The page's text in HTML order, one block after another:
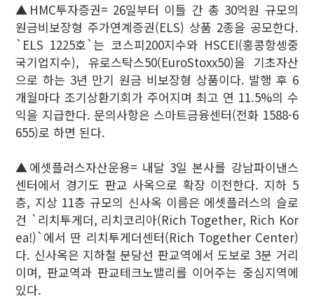
▲HMC투자증권= 26일부터 이틀 간 총 30억원 규모의
원금비보장형 주가연계증권(ELS) 상품 2종을 공모한다.
`ELS 1225호`는 코스피200지수와 HSCEI(홍콩항셍중
국기업지수), 유로스탁스50(EuroStoxx50)을 기초자산
으로 하는 3년 만기 원금 비보장형 상품이다. 발행 후 6
개월마다 조기상환기회가 주어지며 최고 연 11.5%의 수
익을 지급한다. 문의사항은 스마트금융센터(전화 1588-6
655)로 하면 된다.
▲에셋플러스자산운용= 내달 3일 본사를 강남파이낸스
센터에서 경기도 판교 사옥으로 확장 이전한다. 지하 5
층, 지상 11층 규모의 신사옥 이름은 에셋플러스의 슬로
건 `리치투게더, 리치코리아(Rich Together, Rich Kor
ea!)`에서 딴 리치투게더센터(Rich Together Center)
다. 신사옥은 지하철 분당선 판교역에서 도보로 3분 거리
이며, 판교역과 판교테크노밸리를 이어주는 중심지역에
있다.